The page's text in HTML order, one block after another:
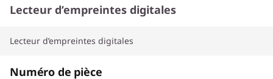
Lecteur d’empreintes digitales
Lecteur d’empreintes digitales
Numéro de pièce